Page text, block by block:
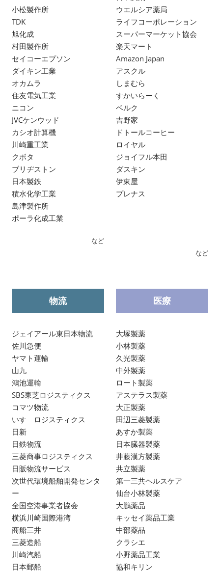
小松製作所
TDK
旭化成
村田製作所
セイコーエプソン
ダイキン工業
オカムラ
住友電気工業
ニコン
JVCケンウッド
カシオ計算機
川崎重工業
クボタ
ブリヂストン
日本製鉄
積水化学工業
島津製作所
ポーラ化成工業
など
ウエルシア薬局
ライフコーポレーション
スーパーマーケット協会
楽天マート
Amazon Japan
アスクル
しまむら
すかいらーく
ベルク
吉野家
ドトールコーヒー
ロイヤル
ジョイフル本田
ダスキン
伊東屋
プレナス
など
物流
ジェイアール東日本物流
佐川急便
ヤマト運輸
山九
鴻池運輸
SBS東芝ロジスティクス
コマツ物流
いすゞロジスティクス
日新
日鉄物流
三菱商事ロジスティクス
日販物流サービス
次世代環境船舶開発センタ
ー
全国空港事業者協会
横浜川崎国際港湾
商船三井
三菱造船
川崎汽船
日本郵船
医療
大塚製薬
小林製薬
久光製薬
中外製薬
ロート製薬
アステラス製薬
大正製薬
田辺三菱製薬
あすか製薬
日本臓器製薬
井藤漢方製薬
共立製薬
第一三共ヘルスケア
仙台小林製薬
大鵬薬品
キッセイ薬品工業
中部薬品
クラシエ
小野薬品工業
協和キリン